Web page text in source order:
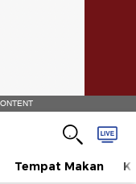
Tempat Makan